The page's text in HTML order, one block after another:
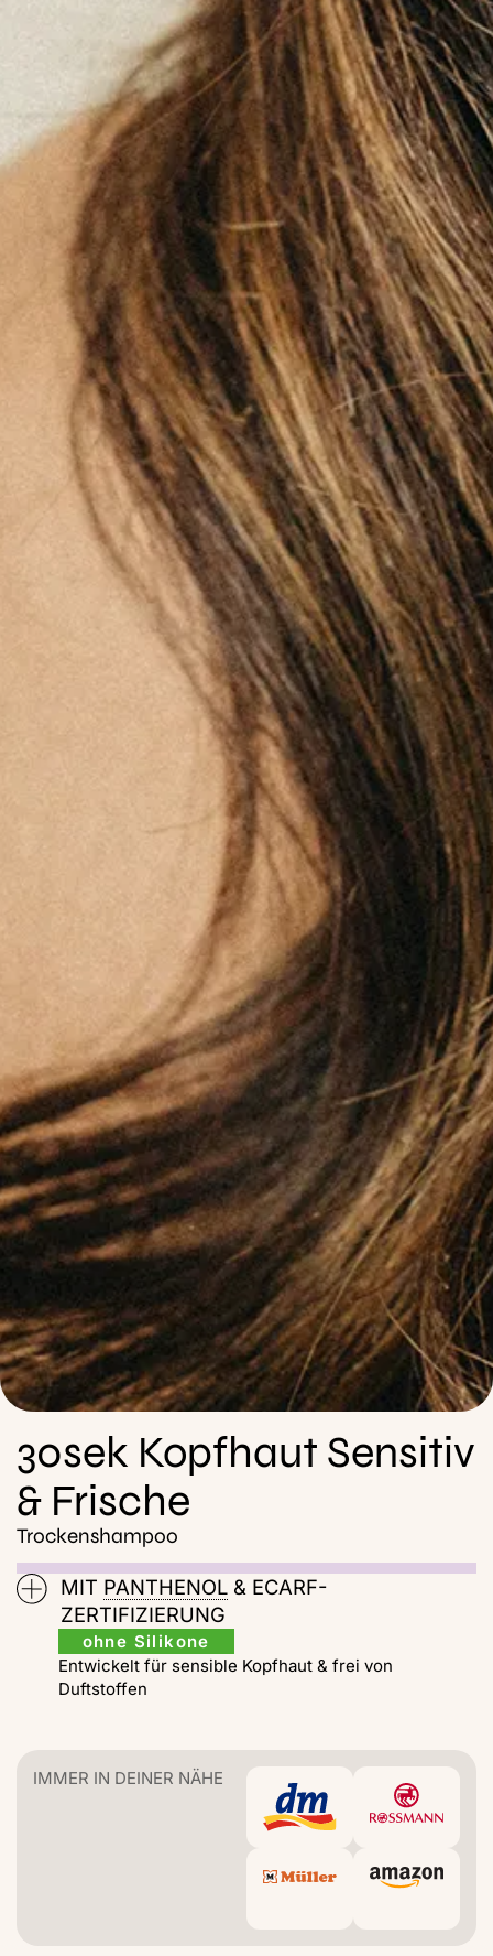
30sek Kopfhaut Sensitiv
& Frische
Trockenshampoo
MIT PANTHENOL & ECARF-
ZERTIFIZIERUNG
ohne Silikone
Entwickelt für sensible Kopfhaut & frei von
Duftstoffen
IMMER IN DEINER NÄHE